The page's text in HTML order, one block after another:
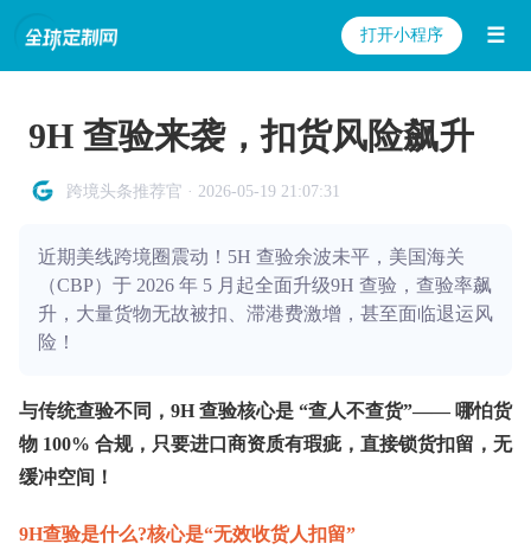
打开小程序 ☰
9H 查验来袭，扣货风险飙升
跨境头条推荐官 · 2026-05-19 21:07:31
近期美线跨境圈震动！5H 查验余波未平，美国海关
（CBP）于 2026 年 5 月起全面升级9H 查验，查验率飙
升，大量货物无故被扣、滞港费激增，甚至面临退运风
险！
与传统查验不同，9H 查验核心是 “查人不查货”—— 哪怕货
物 100% 合规，只要进口商资质有瑕疵，直接锁货扣留，无
缓冲空间！
9H查验是什么?核心是“无效收货人扣留”